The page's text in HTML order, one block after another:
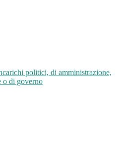
politici, di amministrazione,
o di governo